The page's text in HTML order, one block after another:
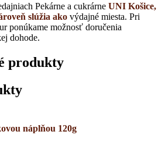
Pekárne a cukrárne UNI Košice,
slúžia ako výdajné miesta. Pri
ponúkame možnosť doručenia
dohode.
produkty
náplňou 120g